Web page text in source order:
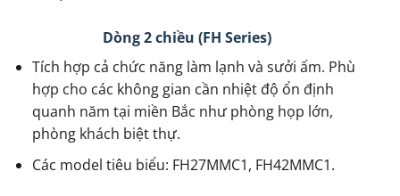
Dòng 2 chiều (FH Series)
Tích hợp cả chức năng làm lạnh và sưởi ấm. Phù
hợp cho các không gian cần nhiệt độ ổn định
quanh năm tại miền Bắc như phòng họp lớn,
phòng khách biệt thự.
Các model tiêu biểu: FH27MMC1, FH42MMC1.